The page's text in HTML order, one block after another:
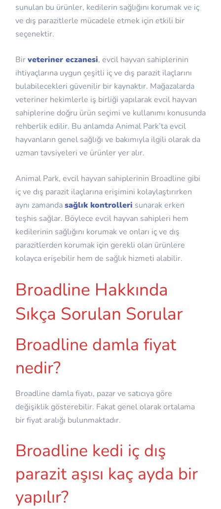
sunulan bu ürünler, kedilerin sağlığını korumak ve iç
ve dış parazitlerle mücadele etmek için etkili bir
seçenektir.
Birveteriner eczanesi, evcil hayvan sahiplerinin
ihtiyaçlarına uygun çeşitli iç ve dış parazit ilaçlarını
bulabilecekleri güvenilir bir kaynaktır. Mağazalarda
veteriner hekimlerle iş birliği yapılarak evcil hayvan
sahiplerine doğru ürün seçimi ve kullanımı konusunda
rehberlik edilir. Bu anlamda Animal Park’ta evcil
hayvanların genel sağlığı ve bakımıyla ilgili olarak da
uzman tavsiyeleri ve ürünler yer alır.
Animal Park, evcil hayvan sahiplerinin Broadline gibi
iç ve dış parazit ilaçlarına erişimini kolaylaştırırken
aynı zamandasağlık kontrolleri sunarak erken
teşhis sağlar. Böylece evcil hayvan sahipleri hem
kedilerinin sağlığını korumak ve onları iç ve dış
parazitlerden korumak için gerekli olan ürünlere
kolayca erişebilir hem de sağlık hizmeti alabilir.
Broadline Hakkında
Sıkça Sorulan Sorular
Broadline damla fiyat
nedir?
Broadline damla fiyatı, pazar ve satıcıya göre
değişiklik gösterebilir. Fakat genel olarak ortalama
bir fiyat aralığı bulunmaktadır.
Broadline kedi iç dış
parazit aşısı kaç ayda bir
yapılır?